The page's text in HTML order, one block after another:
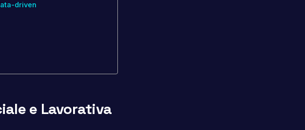
driven
e Lavorativa